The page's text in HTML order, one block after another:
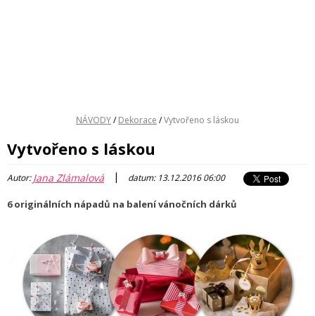
NÁVODY/ Dekorace /Vytvořeno s láskou
Vytvořeno s láskou
Autor:Jana Zlámalová | datum: 13.12.2016 06:00
6 originálních nápadů na balení vánočních dárků